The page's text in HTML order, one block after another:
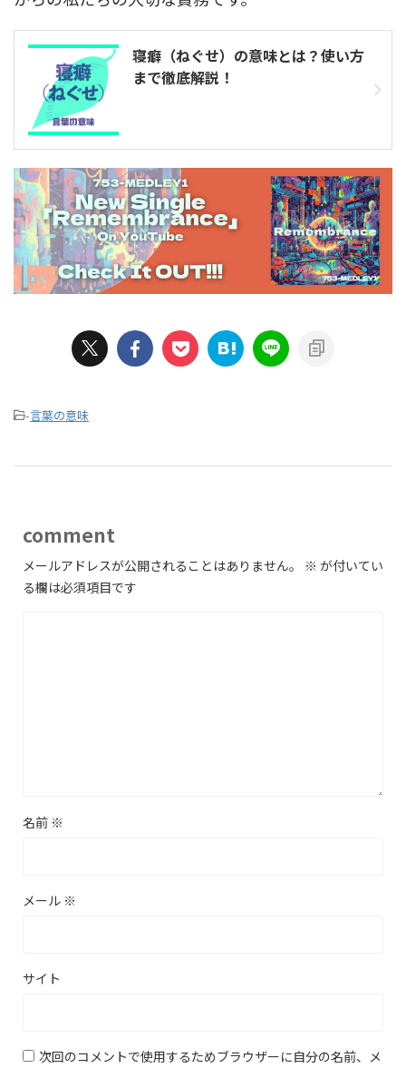
寝癖（ねぐせ）の意味とは？使い方
まで徹底解説！
-言葉の意味
comment
メールアドレスが公開されることはありません。 ※ が付いてい
る欄は必須項目です
名前 ※
メール ※
サイト
次回のコメントで使用するためブラウザーに自分の名前、メ